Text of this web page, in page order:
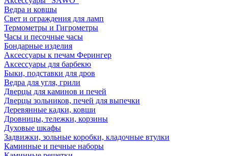
Ведра и ковшы
Свет и ограждения для ламп
Термометры и Гигрометры
Часы и песочные часы
Бондарные изделия
Аксессуары к печам Ферингер
Аксессуары для барбекю
Быки, подставки для дров
Ведра для угля, грили
Дверцы для каминов и печей
Дверцы зольников, печей для выпечки
Деревянные кадки, ковши
Дровницы, тележки, корзины
Духовые шкафы
Задвижки, зольные коробки, кладочные втулки
Каминные и печные наборы